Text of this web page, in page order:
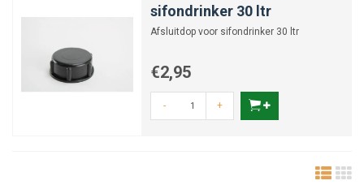
sifondrinker 30 ltr
Afsluitdop voor sifondrinker 30 ltr
€2,95
- +